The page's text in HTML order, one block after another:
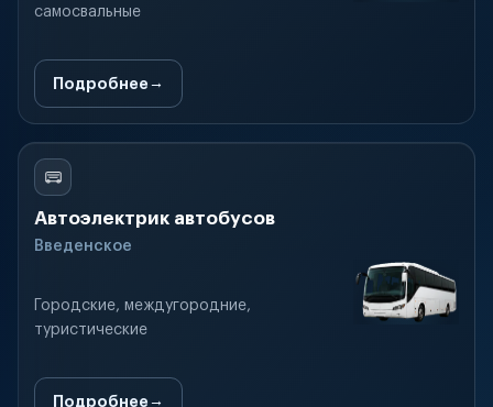
самосвальные
Подробнее
Автоэлектрик автобусов
Введенское
Городские, междугородние,
туристические
Подробнее